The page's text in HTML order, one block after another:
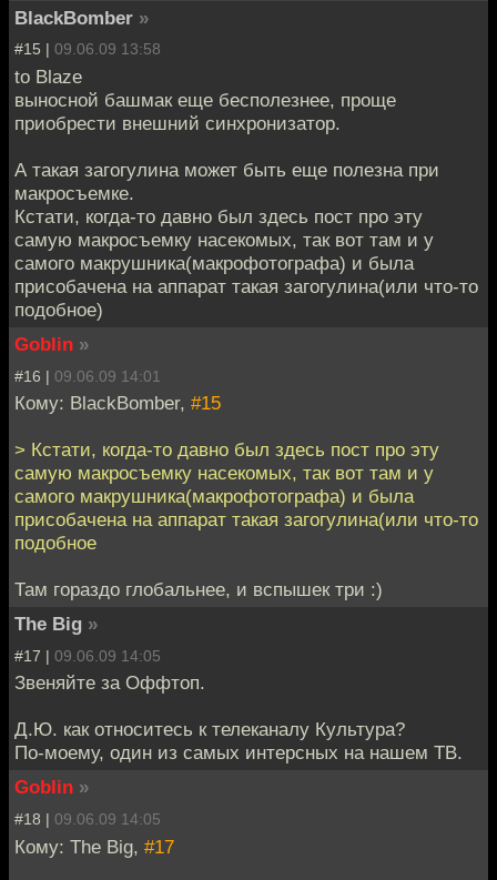
BlackBomber »
#15 | 09.06.09 13:58
to Blaze
выносной башмак еще бесполезнее, проще
приобрести внешний синхронизатор.
А такая загогулина может быть еще полезна при
макросъемке.
Кстати, когда-то давно был здесь пост про эту
самую макросъемку насекомых, так вот там и у
самого макрушника(макрофотографа) и была
присобачена на аппарат такая загогулина(или что-то
подобное)
Goblin »
#16 | 09.06.09 14:01
Кому: BlackBomber, #15
> Кстати, когда-то давно был здесь пост про эту
самую макросъемку насекомых, так вот там и у
самого макрушника(макрофотографа) и была
присобачена на аппарат такая загогулина(или что-то
подобное
Там гораздо глобальнее, и вспышек три :)
The Big »
#17 | 09.06.09 14:05
Звеняйте за Оффтоп.
Д.Ю. как относитесь к телеканалу Культура?
По-моему, один из самых интерсных на нашем ТВ.
Goblin »
#18 | 09.06.09 14:05
Кому: The Big, #17